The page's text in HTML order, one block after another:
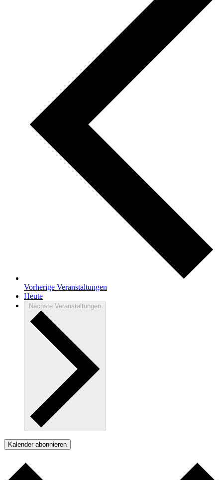
Vorherige Veranstaltungen
Heute
Nächste Veranstaltungen
Kalender abonnieren